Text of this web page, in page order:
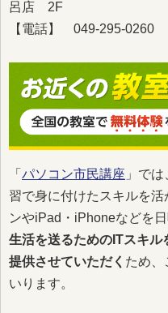
呂店 2F
【電話】 049-295-0260
「 パソコン市民講座 」で
習で身に付けたスキルを
ンやiPad・iPhoneなどを
生活を送るためのITスキ
提供させていただく ため、
いります。